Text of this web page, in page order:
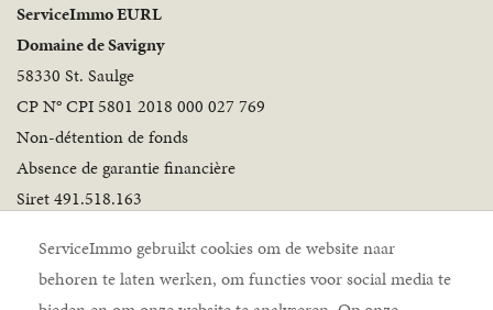
ServiceImmo gebruikt cookies om de website naar
behoren te laten werken, om functies voor social media te
ServiceImmo EURL
Domaine de Savigny
58330 St. Saulge
CP N° CPI 5801 2018 000 027 769
Non-détention de fonds
Absence de garantie financière
Siret 491.518.163
Volg ons